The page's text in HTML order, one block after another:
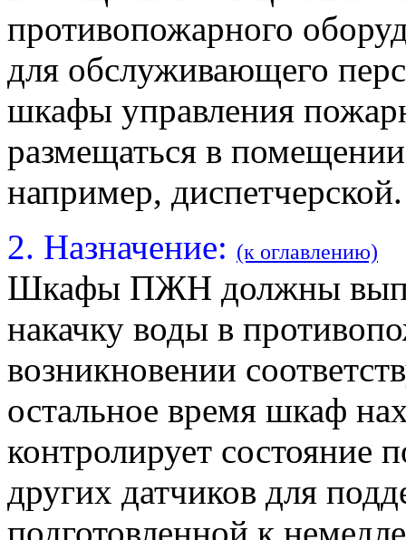
противопожарного
для обслуживающего
шкафы управления
размещаться в
например, диспетчерской.
2. Назначение: (к оглавлению)
Шкафы ПЖН должны
накачку воды в
возникновении
остальное время шкаф
контролирует
других датчиков для
подготовленной к